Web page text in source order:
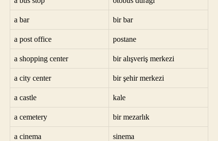
a bar bir bar
a post office postane
a shopping center bir alışveriş merkezi
a city center bir şehir merkezi
a castle kale
a cemetery bir mezarlık
a cinema sinema